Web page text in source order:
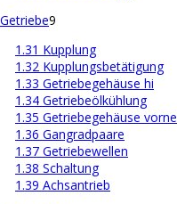
9
1.31 Kupplung
1.32 Kupplungsbetätigung
1.33 Getriebegehäuse hi
1.34 Getriebeölkühlung
1.35 Getriebegehäuse vorne
1.36 Gangradpaare
1.37 Getriebewellen
1.38 Schaltung
1.39 Achsantrieb